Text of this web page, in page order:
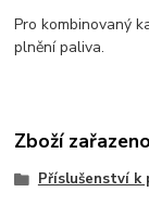
Pro kombinovaný
plnění paliva.
Zboží
Příslušenství k